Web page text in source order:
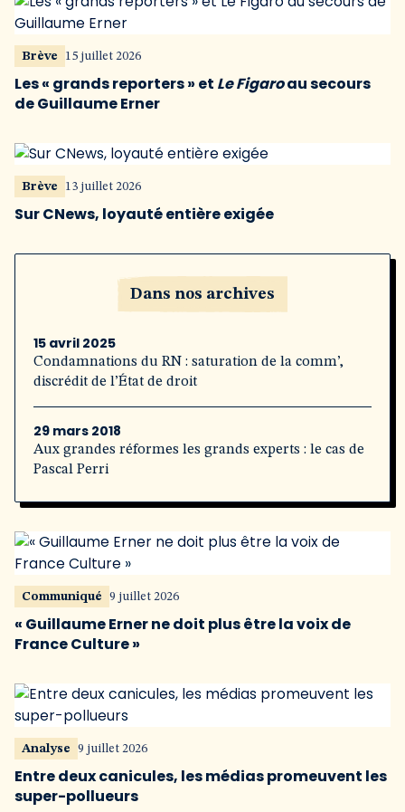
Brève 15 juillet 2026
Les « grands reporters » et Le Figaroau secours
de Guillaume Erner
Brève 13 juillet 2026
Sur CNews, loyauté entière exigée
Dans nos archives
15 avril 2025
Condamnations du RN : saturation de la comm’,
discrédit de l’État de droit
29 mars 2018
Aux grandes réformes les grands experts : le cas de
Pascal Perri
Communiqué 9 juillet 2026
« Guillaume Erner ne doit plus être la voix de
France Culture »
Analyse 9 juillet 2026
Entre deux canicules, les médias promeuvent les
super-pollueurs